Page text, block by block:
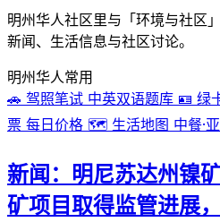
明州华人社区里与「环境与社
新闻、生活信息与社区讨论。
明州华人常用
🚗 驾照笔试 中英双语题库 🪪 绿
票 每日价格 🗺️ 生活地图 中餐·
新闻：明尼苏达州镍
矿项目取得监管进展